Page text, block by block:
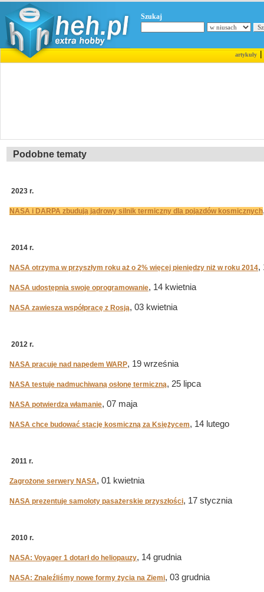
Szukaj
artykuły|
Podobne tematy
2023 r.
NASA i DARPA zbudują jądrowy silnik termiczny dla pojazdów kosmicznych
2014 r.
NASA otrzyma w przyszłym roku aż o 2% więcej pieniędzy niż w roku 2014,
NASA udostępnia swoje oprogramowanie, 14 kwietnia
NASA zawiesza współpracę z Rosją, 03 kwietnia
2012 r.
NASA pracuje nad napędem WARP, 19 września
NASA testuje nadmuchiwaną osłonę termiczną, 25 lipca
NASA potwierdza włamanie, 07 maja
NASA chce budować stację kosmiczną za Księżycem, 14 lutego
2011 r.
Zagrożone serwery NASA, 01 kwietnia
NASA prezentuje samoloty pasażerskie przyszłości, 17 stycznia
2010 r.
NASA: Voyager 1 dotarł do heliopauzy, 14 grudnia
NASA: Znaleźliśmy nowe formy życia na Ziemi, 03 grudnia